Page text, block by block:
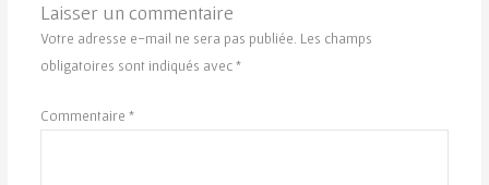
Laisser un commentaire
Votre adresse e-mail ne sera pas publiée. Les champs
obligatoires sont indiqués avec*
Commentaire *